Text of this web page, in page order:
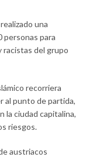
una
personas para
racistas del grupo
recorriera
al punto de partida,
la ciudad capitalina,
riesgos.
austriacos